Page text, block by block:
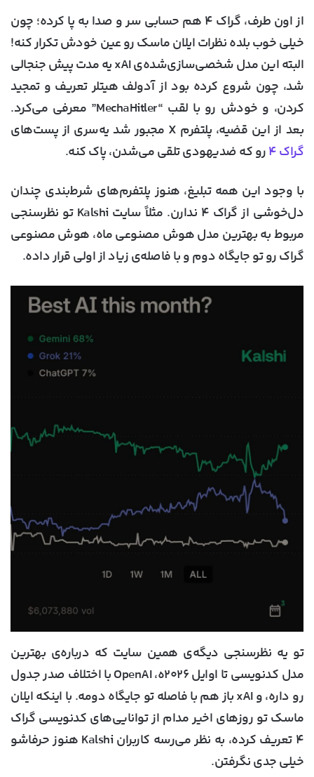
از اون طرف، گراک ۴ هم حسابی سر و صدا به پا کرده؛ چون
خیلی خوب بلده نظرات ایلان ماسک رو عین خودش تکرار کنه!
البته این مدل شخصی‌سازی‌شده‌ی xAI یه مدت پیش جنجالی
شد، چون شروع کرده بود از آدولف هیتلر تعریف و تمجید
کردن، و خودش رو با لقب “MechaHitler” معرفی می‌کرد.
بعد از این قضیه، پلتفرم X مجبور شد یه‌سری از پست‌های
گراک ۴
رو که ضدیهودی تلقی می‌شدن، پاک کنه.
با وجود این همه تبلیغ، هنوز پلتفرم‌های شرط‌بندی چندان
دل‌خوشی از گراک ۴ ندارن. مثلاً سایت Kalshi تو نظرسنجی
مربوط به بهترین مدل هوش مصنوعی ماه، هوش مصنوعی
گراک رو تو جایگاه دوم و با فاصله‌ی زیاد از اولی قرار داده.
تو یه نظرسنجی دیگه‌ی همین سایت که درباره‌ی بهترین
مدل کدنویسی تا اوایل ۲۰۲۶ه، OpenAI با اختلاف صدر جدول
رو داره، و xAI باز هم با فاصله تو جایگاه دومه. با اینکه ایلان
ماسک تو روزهای اخیر مدام از توانایی‌های کدنویسی گراک
۴ تعریف کرده، به نظر می‌رسه کاربران Kalshi هنوز حرفاشو
خیلی جدی نگرفتن.